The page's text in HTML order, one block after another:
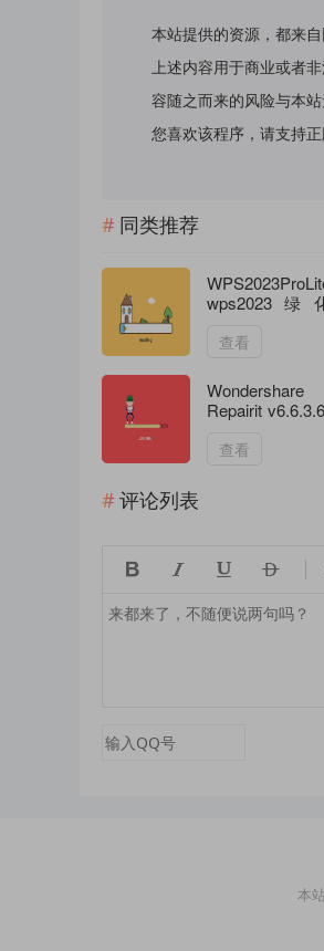
本站提供的资源，都来
上述内容用于商业或者
容随之而来的风险与本
您喜欢该程序，请支持
同类推荐
wps2023绿
查看
Wondershare
Repairit
查看
评论列表
   
本